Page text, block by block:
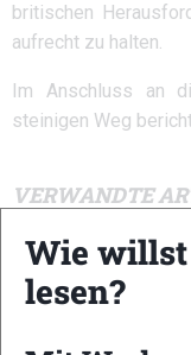
britischen
aufrecht zu halten.
Im Anschluss an
steinigen Weg
VERWANDTE
Wie
lesen?